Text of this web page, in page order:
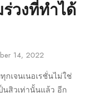
วงที่ทำได้
14, 2022
เจนเนอเรชั่นไม่ใช่
นสิวเท่านั้นแล้ว อีก